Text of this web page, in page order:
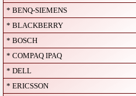
* BENQ-SIEMENS
* BLACKBERRY
* BOSCH
* COMPAQ IPAQ
* DELL
* ERICSSON